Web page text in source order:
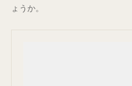
ょうか。